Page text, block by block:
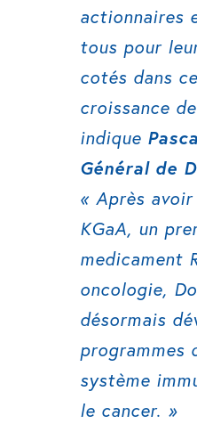
actionnaires
tous pour
cotés dans
croissance
indique
Général de
« Après
KGaA, un
medicament
oncologie,
désormais
programmes
système
le cancer. »